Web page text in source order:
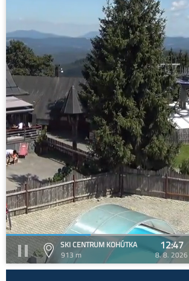
SKI CENTRUM KOHÚTKA
913 m
12:47
8. 8. 2026